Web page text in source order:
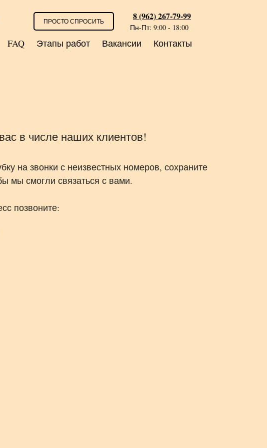
ПРОСТО СПРОСИТЬ 8 (962) 267-79-99
Пн-Пт: 9:00 - 18:00
FAQ Этапы работ Вакансии Контакты
в числе наших клиентов!
на звонки с неизвестных номеров, сохраните
мы смогли связаться с вами.
позвоните: